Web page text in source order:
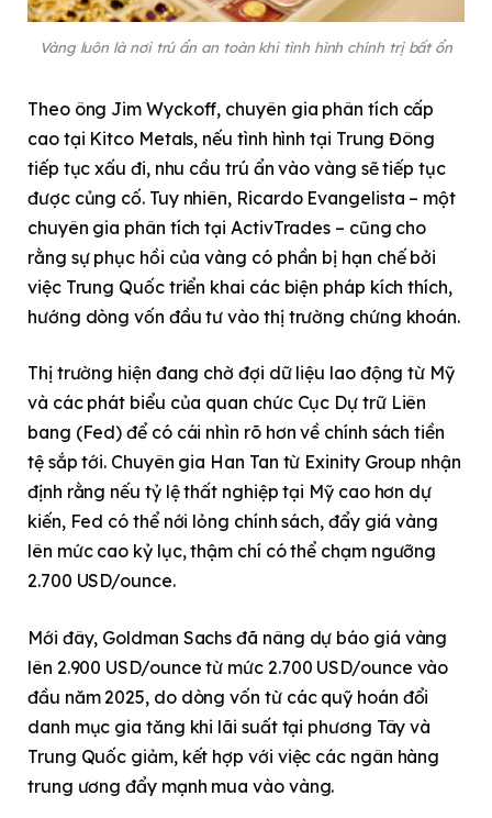
Vàng luôn là nơi trú ẩn an toàn khi tình hình chính trị bất ổn
Theo ông Jim Wyckoff, chuyên gia phân tích cấp
cao tại Kitco Metals, nếu tình hình tại Trung Đông
tiếp tục xấu đi, nhu cầu trú ẩn vào vàng sẽ tiếp tục
được củng cố. Tuy nhiên, Ricardo Evangelista – một
chuyên gia phân tích tại ActivTrades – cũng cho
rằng sự phục hồi của vàng có phần bị hạn chế bởi
việc Trung Quốc triển khai các biện pháp kích thích,
hướng dòng vốn đầu tư vào thị trường chứng khoán.
Thị trường hiện đang chờ đợi dữ liệu lao động từ Mỹ
và các phát biểu của quan chức Cục Dự trữ Liên
bang (Fed) để có cái nhìn rõ hơn về chính sách tiền
tệ sắp tới. Chuyên gia Han Tan từ Exinity Group nhận
định rằng nếu tỷ lệ thất nghiệp tại Mỹ cao hơn dự
kiến, Fed có thể nới lỏng chính sách, đẩy giá vàng
lên mức cao kỷ lục, thậm chí có thể chạm ngưỡng
2.700 USD/ounce.
Mới đây, Goldman Sachs đã nâng dự báo giá vàng
lên 2.900 USD/ounce từ mức 2.700 USD/ounce vào
đầu năm 2025, do dòng vốn từ các quỹ hoán đổi
danh mục gia tăng khi lãi suất tại phương Tây và
Trung Quốc giảm, kết hợp với việc các ngân hàng
trung ương đẩy mạnh mua vào vàng.